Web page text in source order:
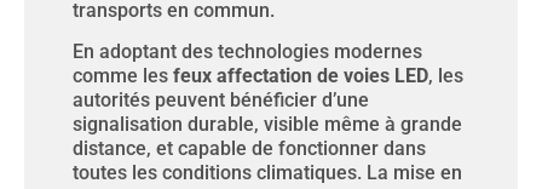
transports en commun.
En adoptant des technologies modernes
comme les feux affectation de voies LED, les
autorités peuvent bénéficier d’une
signalisation durable, visible même à grande
distance, et capable de fonctionner dans
toutes les conditions climatiques. La mise en